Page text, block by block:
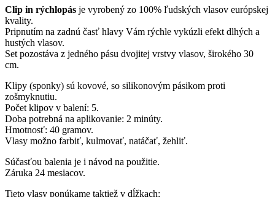
Clip in rýchlopás je vyrobený zo 100% ľudských vlasov európskej
kvality.
Pripnutím na zadnú časť hlavy Vám rýchle vykúzli efekt dlhých a
hustých vlasov.
Set pozostáva z jedného pásu dvojitej vrstvy vlasov, širokého 30
cm.
Klipy (sponky) sú kovové, so silikonovým pásikom proti
zošmyknutiu.
Počet klipov v balení: 5.
Doba potrebná na aplikovanie: 2 minúty.
Hmotnosť: 40 gramov.
Vlasy možno farbiť, kulmovať, natáčať, žehliť.
Súčasťou balenia je i návod na použitie.
Záruka 24 mesiacov.
Tieto vlasy ponúkame taktiež v dĺžkach: